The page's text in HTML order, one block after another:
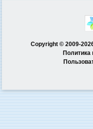
Copyright © 2009-
Политика